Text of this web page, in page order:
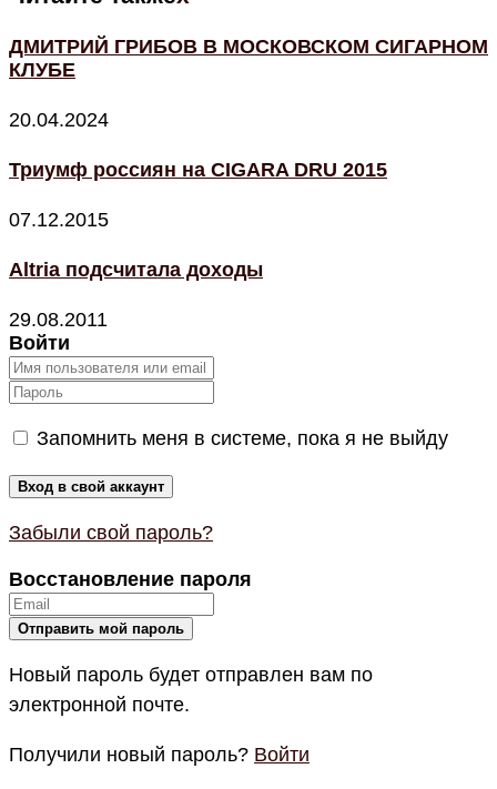
ДМИТРИЙ ГРИБОВ В МОСКОВСКОМ СИГАРНОМ
КЛУБЕ
20.04.2024
Триумф россиян на CIGARA DRU 2015
07.12.2015
Altria подсчитала доходы
29.08.2011
Войти
Запомнить меня в системе, пока я не выйду
Забыли свой пароль?
Восстановление пароля
Новый пароль будет отправлен вам по
электронной почте.
Получили новый пароль? Войти